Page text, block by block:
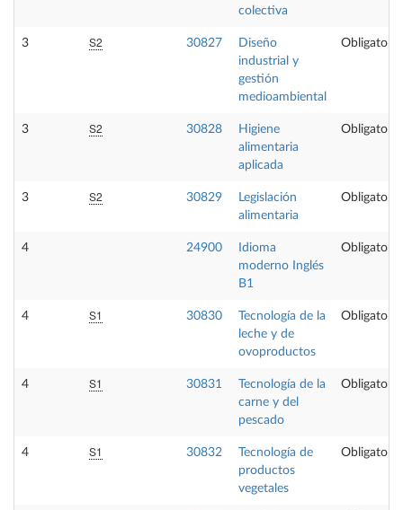
colectiva
3 S2 30827
Diseño
industrial y
gestión
medioambiental
Obligatoria
3 S2 30828
Higiene
alimentaria
aplicada
Obligatoria
3 S2 30829
Legislación
alimentaria
Obligatoria
4 24900
Idioma
moderno Inglés
B1
Obligatoria
4 S1 30830
Tecnología de la
leche y de
ovoproductos
Obligatoria
4 S1 30831
Tecnología de la
carne y del
pescado
Obligatoria
4 S1 30832
Tecnología de
productos
vegetales
Obligatoria